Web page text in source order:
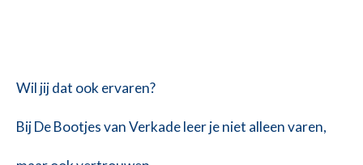
Wil jij dat ook ervaren?
Bij De Bootjes van Verkade leer je niet alleen varen,